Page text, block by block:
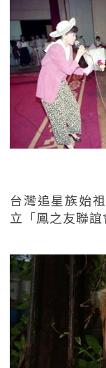
台灣追星族始
立「鳳之友聯誼